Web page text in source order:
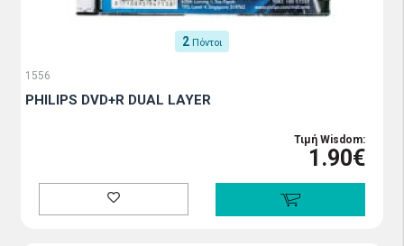
2 Πόντοι
1556
PHILIPS DVD+R DUAL LAYER
Τιμή Wisdom:
1.90€